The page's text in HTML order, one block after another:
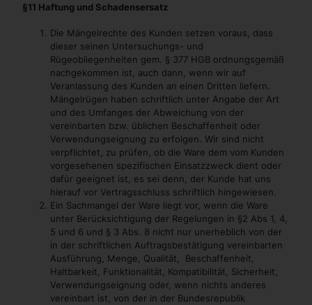
§11 Haftung und Schadensersatz
Die Mängelrechte des Kunden setzen voraus, dass
dieser seinen Untersuchungs- und
Rügeobliegenheiten gem. § 377 HGB ordnungsgemäß
nachgekommen ist, auch dann, wenn wir auf
Veranlassung des Kunden an einen Dritten liefern.
Mängelrügen haben schriftlich unter Angabe der Art
und des Umfanges der Abweichung von der
vereinbarten bzw. üblichen Beschaffenheit oder
Verwendungseignung zu erfolgen. Wir sind nicht
verpflichtet, zu prüfen, ob die Ware dem vom Kunden
vorgesehenen spezifischen Einsatzzweck dient oder
dafür geeignet ist, es sei denn, der Kunde hat uns
hierauf vor Vertragsschluss schriftlich hingewiesen.
Ein Sachmangel der Ware liegt vor, wenn die Ware
unter Berücksichtigung der Regelungen in §2 Abs 1, 4,
5 und 6 und § 3 Abs. 8 nicht nur unerheblich von der
in der schriftlichen Auftragsbestätigung vereinbarten
Ausführung, Menge, Qualität, Beschaffenheit,
Haltbarkeit, Funktionalität, Kompatibilität, Sicherheit,
Verwendungseignung oder, wenn nichts anderes
vereinbart ist, von der in der Bundesrepublik